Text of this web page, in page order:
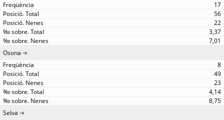
17
56
22
3,37
7,01
Osona
8
49
23
4,14
8,75
Selva